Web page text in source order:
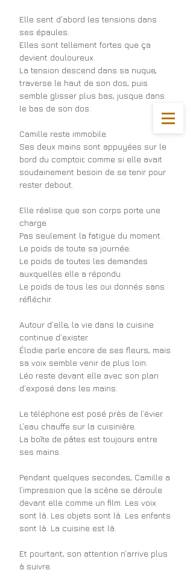
Elle sent d’abord les tensions dans
ses épaules.
Elles sont tellement fortes que ça
devient douloureux.
La tension descend dans sa nuque,
traverse le haut de son dos, puis
semble glisser plus bas, jusque dans
le bas de son dos.
Camille reste immobile.
Ses deux mains sont appuyées sur le
bord du comptoir, comme si elle avait
soudainement besoin de se tenir pour
rester debout.
Elle réalise que son corps porte une
charge.
Pas seulement la fatigue du moment.
Le poids de toute sa journée.
Le poids de toutes les demandes
auxquelles elle a répondu.
Le poids de tous les oui donnés sans
réfléchir.
Autour d’elle, la vie dans la cuisine
continue d’exister.
Élodie parle encore de ses fleurs, mais
sa voix semble venir de plus loin.
Léo reste devant elle avec son plan
d’exposé dans les mains.
Le téléphone est posé près de l’évier.
L’eau chauffe sur la cuisinière.
La boîte de pâtes est toujours entre
ses mains.
Pendant quelques secondes, Camille a
l’impression que la scène se déroule
devant elle comme un film. Les voix
sont là. Les objets sont là. Les enfants
sont là. La cuisine est là.
Et pourtant, son attention n’arrive plus
à suivre.